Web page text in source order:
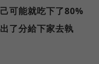
可能就吃下了80%
了分給下家去執